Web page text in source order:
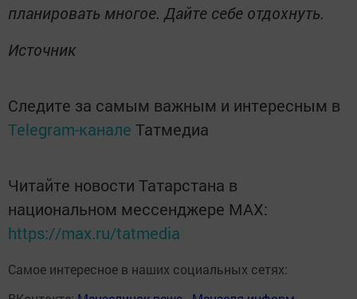
планировать многое. Дайте себе отдохнуть.
Источник
Следите за самым важным и интересным в
Telegram-канале Татмедиа
Читайте новости Татарстана в
национальном мессенджере MАХ:
https://max.ru/tatmedia
Самое интересное в наших социальных сетях: